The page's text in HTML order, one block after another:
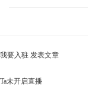
我要入驻 发表文章
Ta未开启直播